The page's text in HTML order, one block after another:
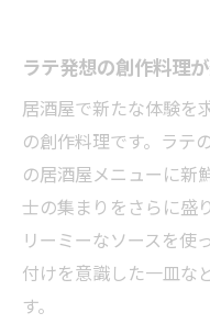
ラテ発想の創作料理
居酒屋で新たな体験を
の創作料理です。ラテ
の居酒屋メニューに新
士の集まりをさらに盛
リーミーなソースを使
付けを意識した一皿な
す。